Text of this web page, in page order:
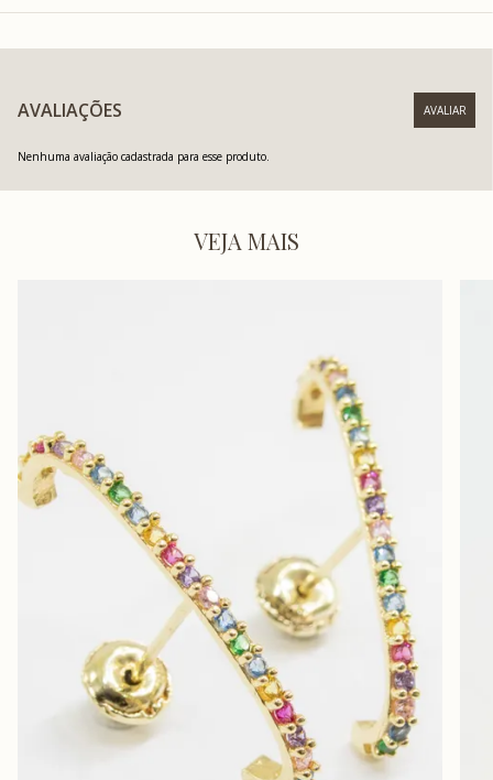
AVALIAÇÕES
Nenhuma avaliação cadastrada para esse produto.
VEJA MAIS